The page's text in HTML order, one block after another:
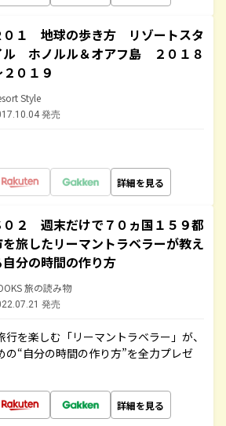
０１ 地球の歩き方 リゾートスタ
ル ホノルル＆オアフ島 ２０１８
０１９
Style
発売
詳細を見る
０２ 週末だけで７０ヵ国１５９都
旅したリーマントラベラーが教え
自分の時間の作り方
旅の読み物
発売
を楽しむ「リーマントラベラー」が、
の“自分の時間の作り方”を全力プレゼ
詳細を見る